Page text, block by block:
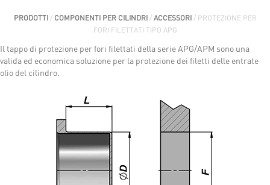
PRODOTTI / COMPONENTI PER CILINDRI / ACCESSORI / PROTEZIONE PER
FORI FILETTATI TIPO APG
Il tappo di protezione per fori filettati della serie APG/APM sono una
valida ed economica soluzione per la protezione dei filetti delle entrate
olio del cilindro.